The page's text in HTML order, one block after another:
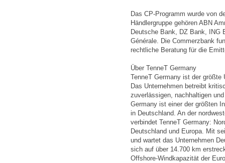
Das CP-Programm wurde von
Händlergruppe gehören ABN
Deutsche Bank, DZ Bank, ING
Générale. Die Commerzbank
rechtliche Beratung für die
Über TenneT Germany
TenneT Germany ist der größte
Das Unternehmen betreibt
zuverlässigen, nachhaltigen
Germany ist einer der größten
in Deutschland. An der
verbindet TenneT Germany:
Deutschland und Europa. Mit
und wartet das Unternehmen
sich auf über 14.700 km
Offshore-Windkapazität der